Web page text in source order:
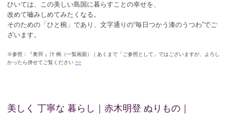
ひいては、この美しい島国に暮らすことの幸せを、
改めて嚙みしめてみたくなる。
そのための「ひと椀」であり、文字通りの“毎日つかう漆のうつわ”でご
ざいます。
※参照：『奥羽 』汁 椀（一覧画面）｜あくまで「ご参照として」ではございますが、よろし
かったら併せてご覧ください >>
美しく 丁寧な 暮らし｜赤木明登 ぬりもの｜